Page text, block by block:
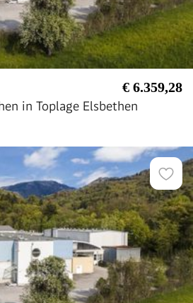
€ 6.359,28
in Toplage Elsbethen